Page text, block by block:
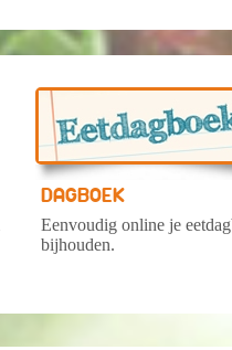
DAGBOEK
Eenvoudig online je
bijhouden.